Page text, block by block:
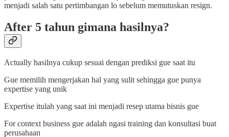
menjadi salah satu pertimbangan lo sebelum memutuskan resign.
After 5 tahun gimana hasilnya?
Actually hasilnya cukup sesuai dengan prediksi gue saat itu
Gue memilih mengerjakan hal yang sulit sehingga gue punya
expertise yang unik
Expertise itulah yang saat ini menjadi resep utama bisnis gue
For context business gue adalah ngasi training dan konsultasi buat
perusahaan